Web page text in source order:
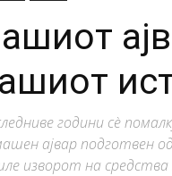
години сè
ајвар подготвен
изворот на средства